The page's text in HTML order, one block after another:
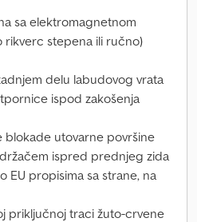
sa elektromagnetnom
rikverc stepena ili ručno)
delu labudovog vrata
ispod zakošenja
utovarne površine
ispred prednjeg zida
EU propisima sa strane, na
priključnoj traci žuto-crvene